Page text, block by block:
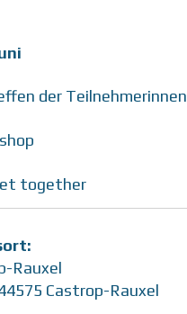
der
together
Rauxel
Castrop-Rauxel